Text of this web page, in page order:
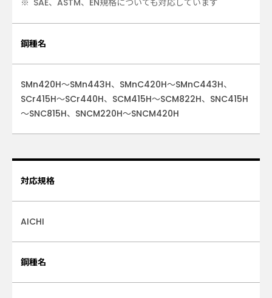
SAE、ASTM、EN規格についても対応しています
鋼種名
SMn420H～SMn443H、SMnC420H～SMnC443H、
SCr415H～SCr440H、SCM415H～SCM822H、SNC415H
～SNC815H、SNCM220H～SNCM420H
対応規格
AICHI
鋼種名